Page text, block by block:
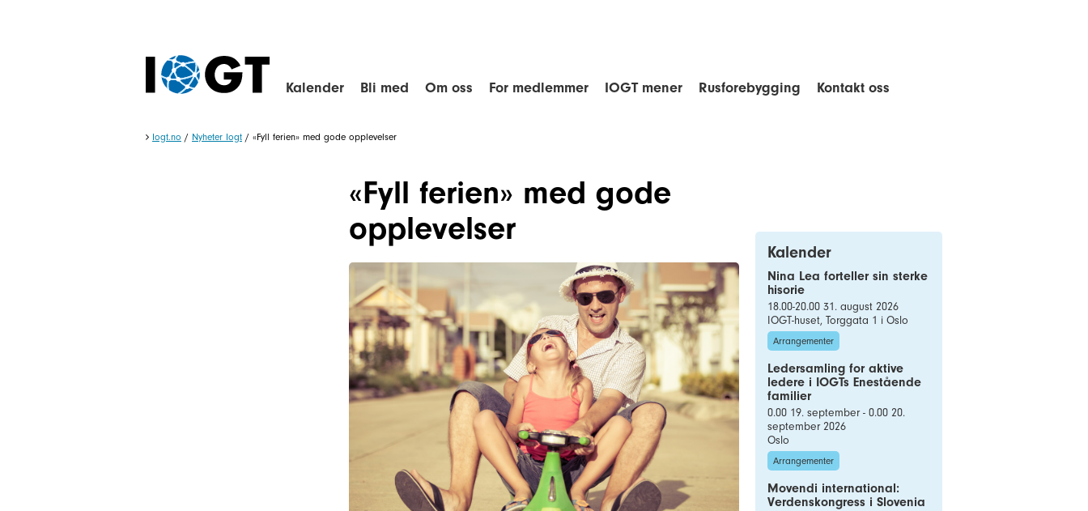
Kalender Bli med Om oss For medlemmer IOGT mener Rusforebygging Kontakt oss
Iogt.no / Nyheter Iogt / «Fyll ferien» med gode opplevelser
«Fyll ferien» med gode
opplevelser
Kalender
Nina Lea forteller sin sterke
hisorie
18.00-20.00 31. august 2026
IOGT-huset, Torggata 1 i Oslo
Arrangementer
Ledersamling for aktive
ledere i IOGTs Enestående
familier
0.00 19. september - 0.00 20.
september 2026
Oslo
Arrangementer
Movendi international:
Verdenskongress i Slovenia